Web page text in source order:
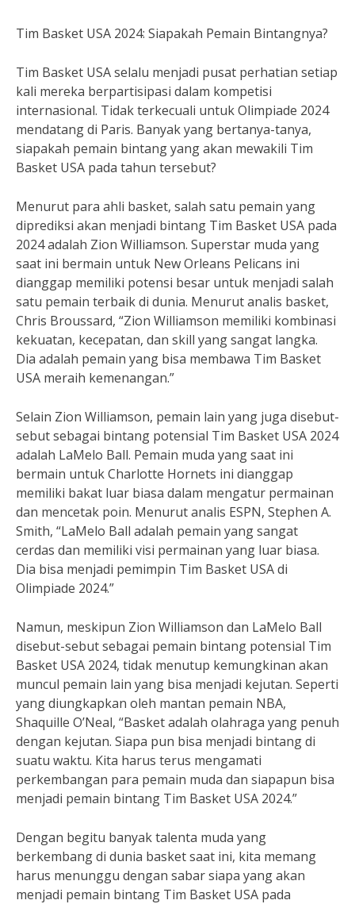
Tim Basket USA 2024: Siapakah Pemain Bintangnya?
Tim Basket USA selalu menjadi pusat perhatian setiap
kali mereka berpartisipasi dalam kompetisi
internasional. Tidak terkecuali untuk Olimpiade 2024
mendatang di Paris. Banyak yang bertanya-tanya,
siapakah pemain bintang yang akan mewakili Tim
Basket USA pada tahun tersebut?
Menurut para ahli basket, salah satu pemain yang
diprediksi akan menjadi bintang Tim Basket USA pada
2024 adalah Zion Williamson. Superstar muda yang
saat ini bermain untuk New Orleans Pelicans ini
dianggap memiliki potensi besar untuk menjadi salah
satu pemain terbaik di dunia. Menurut analis basket,
Chris Broussard, “Zion Williamson memiliki kombinasi
kekuatan, kecepatan, dan skill yang sangat langka.
Dia adalah pemain yang bisa membawa Tim Basket
USA meraih kemenangan.”
Selain Zion Williamson, pemain lain yang juga disebut-
sebut sebagai bintang potensial Tim Basket USA 2024
adalah LaMelo Ball. Pemain muda yang saat ini
bermain untuk Charlotte Hornets ini dianggap
memiliki bakat luar biasa dalam mengatur permainan
dan mencetak poin. Menurut analis ESPN, Stephen A.
Smith, “LaMelo Ball adalah pemain yang sangat
cerdas dan memiliki visi permainan yang luar biasa.
Dia bisa menjadi pemimpin Tim Basket USA di
Olimpiade 2024.”
Namun, meskipun Zion Williamson dan LaMelo Ball
disebut-sebut sebagai pemain bintang potensial Tim
Basket USA 2024, tidak menutup kemungkinan akan
muncul pemain lain yang bisa menjadi kejutan. Seperti
yang diungkapkan oleh mantan pemain NBA,
Shaquille O’Neal, “Basket adalah olahraga yang penuh
dengan kejutan. Siapa pun bisa menjadi bintang di
suatu waktu. Kita harus terus mengamati
perkembangan para pemain muda dan siapapun bisa
menjadi pemain bintang Tim Basket USA 2024.”
Dengan begitu banyak talenta muda yang
berkembang di dunia basket saat ini, kita memang
harus menunggu dengan sabar siapa yang akan
menjadi pemain bintang Tim Basket USA pada